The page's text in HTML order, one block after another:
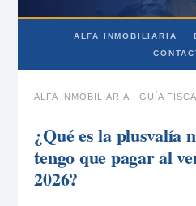
ALFA INMOBILIARIA
ALFA INMOBILIARIA · GUÍA
¿Qué es la plusvalía
tengo que pagar al
2026?